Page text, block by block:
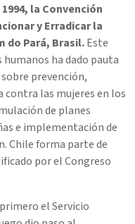
1994, la Convención
y Erradicar la
do Pará, Brasil.Este
ha dado pauta
prevención,
contra las mujeres en los
de planes
e implementación de
Chile forma parte de
por el Congreso
el Servicio